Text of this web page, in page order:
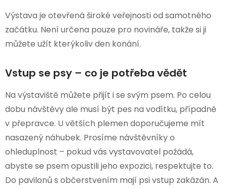
Výstava je otevřená široké veřejnosti od samotného
začátku. Není určena pouze pro novináře, takže si ji
můžete užít kterýkoliv den konání.
Vstup se psy – co je potřeba vědět
Na výstaviště můžete přijít i se svým psem. Po celou
dobu návštěvy ale musí být pes na vodítku, případně
v přepravce. U větších plemen doporučujeme mít
nasazený náhubek. Prosíme návštěvníky o
ohleduplnost – pokud vás vystavovatel požádá,
abyste se psem opustili jeho expozici, respektujte to.
Do pavilonů s občerstvením mají psi vstup zakázán. A